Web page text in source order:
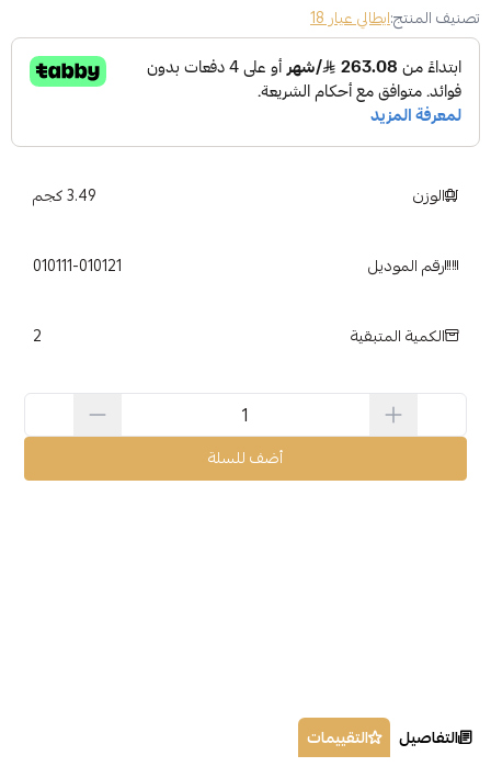
تصنيف المنتج:ايطالي عيار 18
الوزن 3.49 كجم
رقم الموديل 010111-010121
الكمية المتبقية 2
أضف للسلة
التفاصيل التقييمات